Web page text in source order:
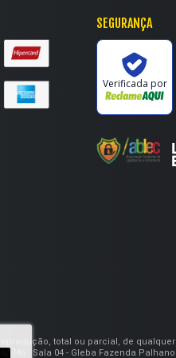
SEGURANÇA
Verificada por
total ou parcial, de qualquer
746 , Sala 04 - Gleba Fazenda Palhano